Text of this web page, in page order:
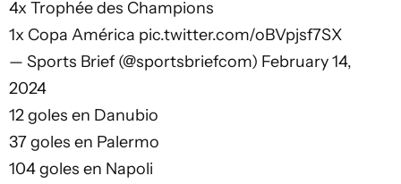
4x Trophée des Champions
1x Copa América pic.twitter.com/oBVpjsf7SX
— Sports Brief (@sportsbriefcom) February 14,
2024
12 goles en Danubio
37 goles en Palermo
104 goles en Napoli